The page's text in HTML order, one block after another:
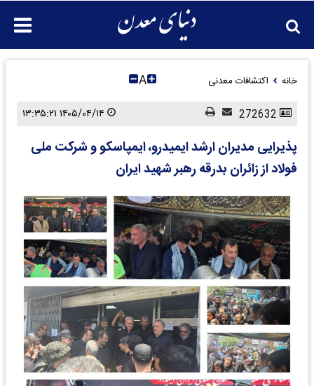
خانه اکتشافات معدنی A
پذیرایی مدیران ارشد ایمیدرو، ایمپاسکو و شرکت ملی
فولاد از زائران بدرقه رهبر شهید ایران